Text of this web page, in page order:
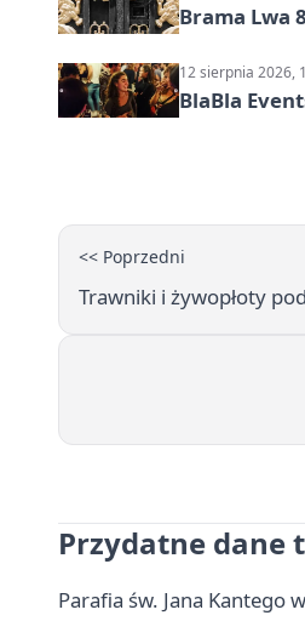
Brama Lwa
12 sierpnia 2026,
BlaBla
<< Poprzedni
Trawniki i żywopłoty
Przydatne dane
Parafia św. Jana Kantego